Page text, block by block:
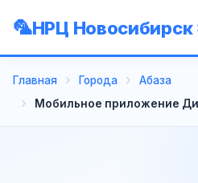
НРЦ
Главная Города
Абаза
Мобильное приложение